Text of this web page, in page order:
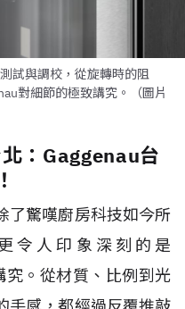
試與調校，從旋轉時的阻
對細節的極致講究。（圖片
：Gaggenau台
了驚嘆廚房科技如今所
令人印象深刻的是
究。從材質、比例到光